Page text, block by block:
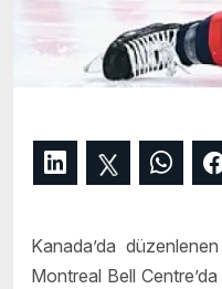
Kanada’da
Montreal Bell